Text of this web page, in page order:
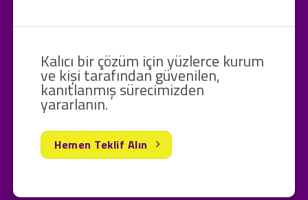
Kalıcı bir çözüm için yüzlerce kurum
ve kişi tarafından güvenilen,
kanıtlanmış sürecimizden
yararlanın.
Hemen Teklif Alın